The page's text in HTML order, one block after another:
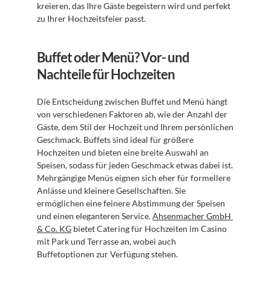
kreieren, das Ihre Gäste begeistern wird und perfekt
zu Ihrer Hochzeitsfeier passt.
Buffet oder Menü? Vor- und
Nachteile für Hochzeiten
Die Entscheidung zwischen Buffet und Menü hängt
von verschiedenen Faktoren ab, wie der Anzahl der
Gäste, dem Stil der Hochzeit und Ihrem persönlichen
Geschmack. Buffets sind ideal für größere
Hochzeiten und bieten eine breite Auswahl an
Speisen, sodass für jeden Geschmack etwas dabei ist.
Mehrgängige Menüs eignen sich eher für formellere
Anlässe und kleinere Gesellschaften. Sie
ermöglichen eine feinere Abstimmung der Speisen
und einen eleganteren Service. Ahsenmacher GmbH
& Co. KG bietet Catering für Hochzeiten im Casino
mit Park und Terrasse an, wobei auch
Buffetoptionen zur Verfügung stehen.